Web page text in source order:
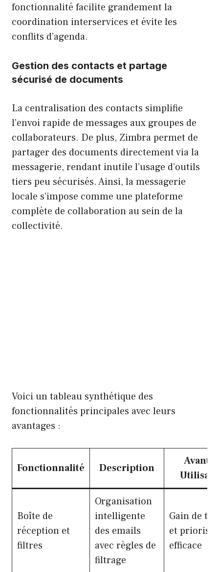
fonctionnalité facilite grandement la
coordination interservices et évite les
conflits d’agenda.
Gestion des contacts et partage
sécurisé de documents
La centralisation des contacts simplifie
l’envoi rapide de messages aux groupes de
collaborateurs. De plus, Zimbra permet de
partager des documents directement via la
messagerie, rendant inutile l’usage d’outils
tiers peu sécurisés. Ainsi, la messagerie
locale s’impose comme une plateforme
complète de collaboration au sein de la
collectivité.
Voici un tableau synthétique des
fonctionnalités principales avec leurs
avantages :
Fonctionnalité Description
Boîte de
réception et
filtres
Organisation
intelligente
des emails
avec règles de
filtrage
Gain de
et
efficace